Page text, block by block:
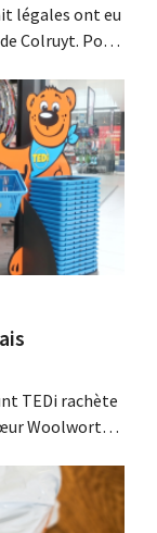
légales ont eu
Colruyt. Pour
TEDi rachète
Woolworth,
ambitions de